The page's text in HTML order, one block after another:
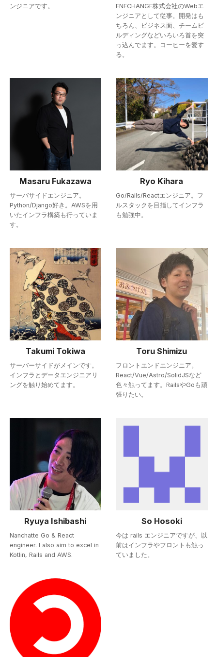
ンジニアです。
ENECHANGE株式会社のWebエ
ンジニアとして従事。開発はも
ちろん、ビジネス面、チームビ
ルディングなどいろいろ首を突
っ込んでます。コーヒーを愛す
る。
Masaru Fukazawa
サーバサイドエンジニア。
Python/Django好き。AWSを用
いたインフラ構築も行っていま
す。
Ryo Kihara
Go/Rails/Reactエンジニア。フ
ルスタックを目指してインフラ
も勉強中。
Takumi Tokiwa
サーバーサイドがメインです。
インフラとデータエンジニアリ
ングを触り始めてます。
Toru Shimizu
フロントエンドエンジニア。
React/Vue/Astro/SolidJSなど
色々触ってます。RailsやGoも頑
張りたい。
Ryuya Ishibashi
Nanchatte Go & React
engineer. I also aim to excel in
Kotlin, Rails and AWS.
So Hosoki
今は rails エンジニアですが、以
前はインフラやフロントも触っ
ていました。